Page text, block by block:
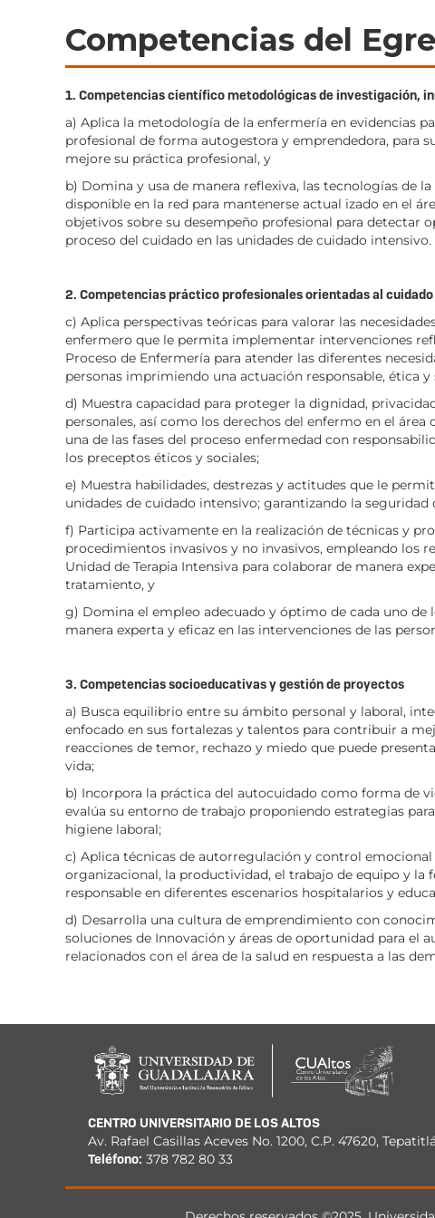
Competencias del
1. Competencias científico metodológicas de investigación,
a) Aplica la metodología de la enfermería en evidencias
profesional de forma autogestora y emprendedora, para
mejore su práctica profesional, y
b) Domina y usa de manera reflexiva, las tecnologías
disponible en la red para mantenerse actual izado en el
objetivos sobre su desempeño profesional para detectar
proceso del cuidado en las unidades de cuidado intensivo.
2. Competencias práctico profesionales orientadas al
c) Aplica perspectivas teóricas para valorar las
enfermero que le permita implementar intervenciones
Proceso de Enfermería para atender las diferentes
personas imprimiendo una actuación responsable, ética
d) Muestra capacidad para proteger la dignidad,
personales, así como los derechos del enfermo en el
una de las fases del proceso enfermedad con
los preceptos éticos y sociales;
e) Muestra habilidades, destrezas y actitudes que le
unidades de cuidado intensivo; garantizando la seguridad
f) Participa activamente en la realización de técnicas y
procedimientos invasivos y no invasivos, empleando los
Unidad de Terapia Intensiva para colaborar de manera
tratamiento, y
g) Domina el empleo adecuado y óptimo de cada uno
manera experta y eficaz en las intervenciones de las
3. Competencias socioeducativas y gestión de proyectos
a) Busca equilibrio entre su ámbito personal y laboral,
enfocado en sus fortalezas y talentos para contribuir a
reacciones de temor, rechazo y miedo que puede
vida;
b) Incorpora la práctica del autocuidado como forma de
evalúa su entorno de trabajo proponiendo estrategias
higiene laboral;
c) Aplica técnicas de autorregulación y control
organizacional, la productividad, el trabajo de equipo y
responsable en diferentes escenarios hospitalarios y
d) Desarrolla una cultura de emprendimiento con
soluciones de Innovación y áreas de oportunidad para
relacionados con el área de la salud en respuesta a las
CENTRO UNIVERSITARIO DE LOS ALTOS
Av. Rafael Casillas Aceves No. 1200, C.P. 47620,
Teléfono: 378 782 80 33
Derechos